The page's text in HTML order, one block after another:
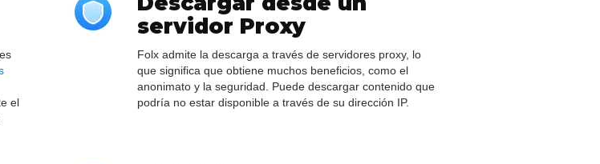
el
servidor Proxy
Folx admite la descarga a través de servidores proxy, lo
que significa que obtiene muchos beneficios, como el
anonimato y la seguridad. Puede descargar contenido que
podría no estar disponible a través de su dirección IP.